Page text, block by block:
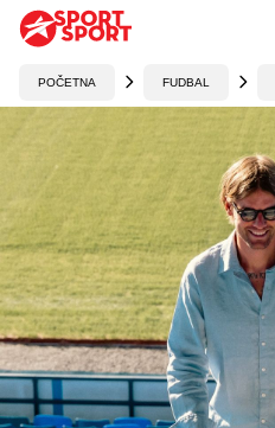
POČETNA FUDBAL